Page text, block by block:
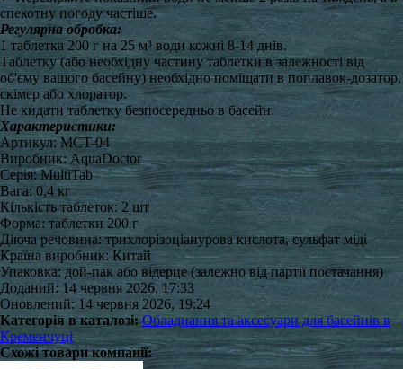
спекотну погоду частіше.
Регулярна обробка:
1 таблетка 200 г на 25 м³ води кожні 8-14 днів.
Таблетку (або необхідну частину таблетки в залежності від
об'єму вашого басейну) необхідно поміщати в поплавок-дозатор,
скімер або хлоратор.
Не кидати таблетку безпосередньо в басейн.
Характеристики:
Артикул: MCT-04
Виробник: AquaDoctor
Серія: MultiTab
Вага: 0,4 кг
Кількість таблеток: 2 шт
Форма: таблетки 200 г
Діюча речовина: трихлорізоціанурова кислота, сульфат міді
Країна виробник: Китай
Упаковка: дой-пак або відерце (залежно від партії постачання)
Доданий: 14 червня 2026, 17:33
Оновлений: 14 червня 2026, 19:24
Категорія в каталозі: Обладнання та аксесуари для басейнів в
Кременчуці
Схожі товари компанії: